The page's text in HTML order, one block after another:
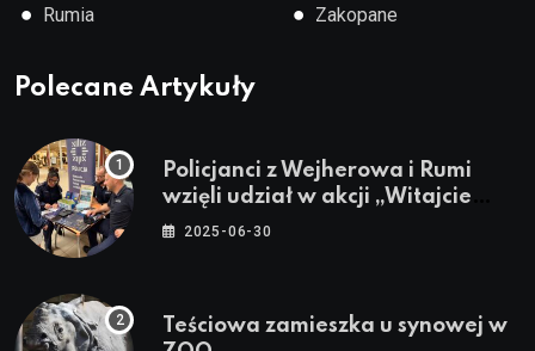
● Rumia ● Zakopane
Polecane Artykuły
Policjanci z Wejherowa i Rumi
wzięli udział w akcji „Witajcie
Wakacje”
2025-06-30
Teściowa zamieszka u synowej w